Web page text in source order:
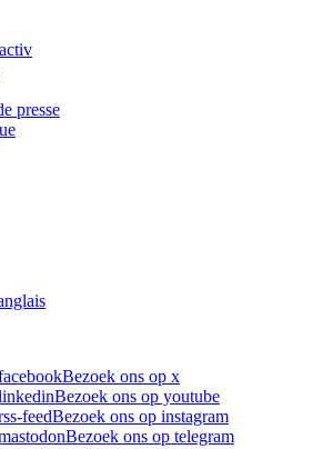
presse
Bezoek ons op x
Bezoek ons op youtube
feedBezoek ons op instagram
Bezoek ons op telegram